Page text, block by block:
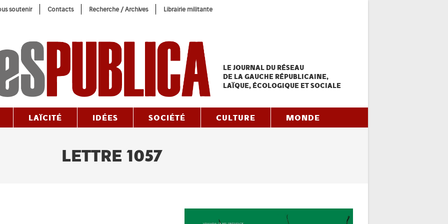
soutenir Contacts Recherche / Archives Librairie militante
LE JOURNAL DU RÉSEAU
DE LA GAUCHE RÉPUBLICAINE,
LAÏQUE, ÉCOLOGIQUE ET SOCIALE
LAÏCITÉ IDÉES SOCIÉTÉ CULTURE MONDE
LETTRE 1057